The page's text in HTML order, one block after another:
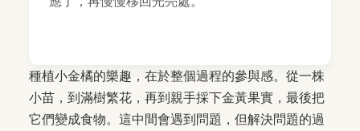
種植小金橘的樂趣，在於整個過程的參與感。從一株
小苗，到滿樹繁花，再到親手採下金黃果實，最後把
它們變成食物。這中間會遇到問題，但解決問題的過